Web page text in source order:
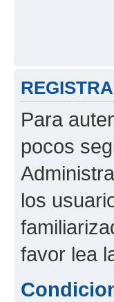
Para
pocos
los
favor lea